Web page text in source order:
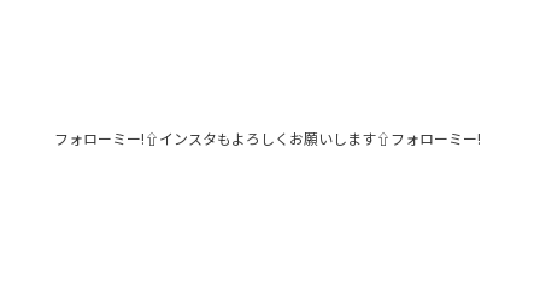
フォローミー!⇧インスタもよろしくお願いします⇧フォローミー!